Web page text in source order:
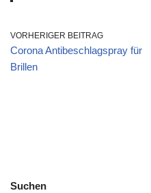
VORHERIGER BEITRAG
Corona Antibeschlagspray für
Brillen
Suchen